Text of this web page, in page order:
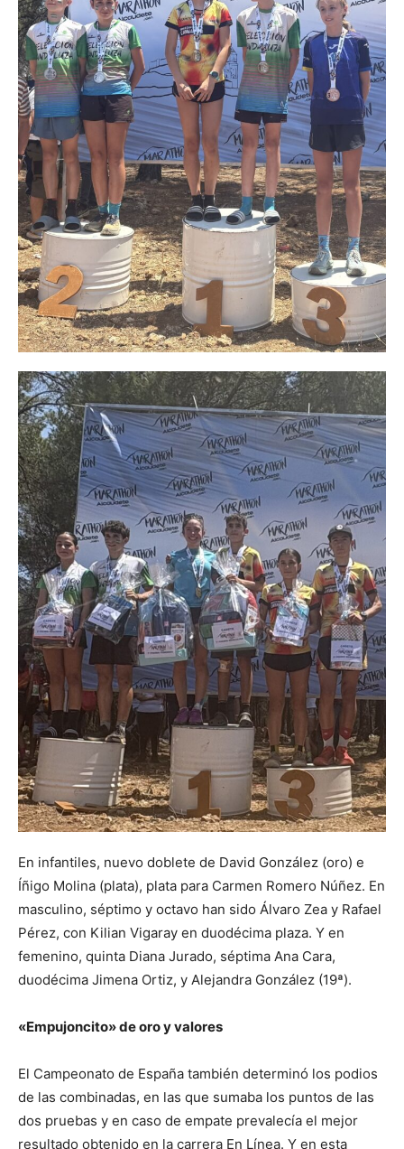
En infantiles, nuevo doblete de David González (oro) e
Íñigo Molina (plata), plata para Carmen Romero Núñez. En
masculino, séptimo y octavo han sido Álvaro Zea y Rafael
Pérez, con Kilian Vigaray en duodécima plaza. Y en
femenino, quinta Diana Jurado, séptima Ana Cara,
duodécima Jimena Ortiz, y Alejandra González (19ª).
«Empujoncito» de oro y valores
El Campeonato de España también determinó los podios
de las combinadas, en las que sumaba los puntos de las
dos pruebas y en caso de empate prevalecía el mejor
resultado obtenido en la carrera En Línea. Y en esta